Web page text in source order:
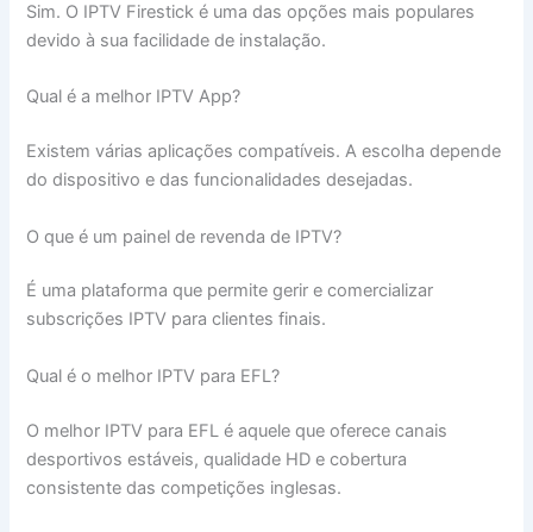
Sim. O IPTV Firestick é uma das opções mais populares
devido à sua facilidade de instalação.
Qual é a melhor IPTV App?
Existem várias aplicações compatíveis. A escolha depende
do dispositivo e das funcionalidades desejadas.
O que é um painel de revenda de IPTV?
É uma plataforma que permite gerir e comercializar
subscrições IPTV para clientes finais.
Qual é o melhor IPTV para EFL?
O melhor IPTV para EFL é aquele que oferece canais
desportivos estáveis, qualidade HD e cobertura
consistente das competições inglesas.